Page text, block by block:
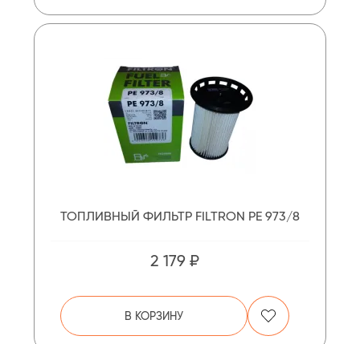
ТОПЛИВНЫЙ ФИЛЬТР FILTRON PE 973/8
2 179 ₽
В КОРЗИНУ